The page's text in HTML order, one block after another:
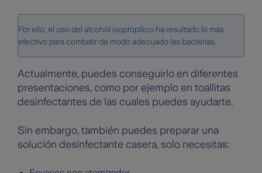
Por ello, el uso del alcohol isopropílico ha resultado lo más
efectivo para combatir de modo adecuado las bacterias.
Actualmente, puedes conseguirlo en diferentes
presentaciones, como por ejemplo en toallitas
desinfectantes de las cuales puedes ayudarte.
Sin embargo, también puedes preparar una
solución desinfectante casera, solo necesitas: